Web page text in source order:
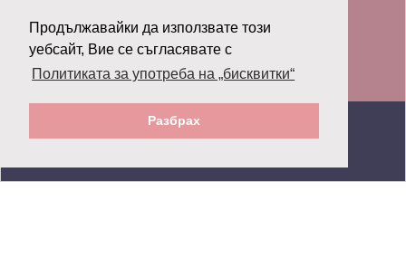
Продължавайки да използвате този
уебсайт, Вие се съгласявате с
Политиката за употреба на „бисквитки“
Разбрах
Последвай ни:
© 2026 Grazia.bg - Всички права запазени